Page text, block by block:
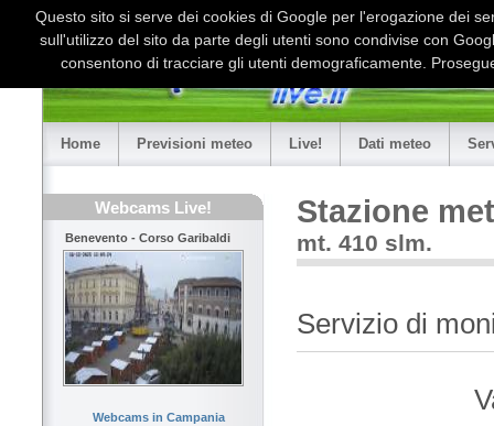
Home Previsioni meteo Live! Dati meteo
Webcams Live!
Benevento - Corso Garibaldi
Webcams in Campania
Stazione
mt. 410 slm.
Servizio di
Questo sito si serve dei cookies di Google per l'erogazione dei
sull'utilizzo del sito da parte degli utenti sono condivise con
consentono di tracciare gli utenti demograficamente.